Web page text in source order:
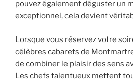
pouvez également déguster un
exceptionnel, cela devient
Lorsque vous réservez votre
célèbres cabarets de
de combiner le plaisir des sens
Les chefs talentueux mettent